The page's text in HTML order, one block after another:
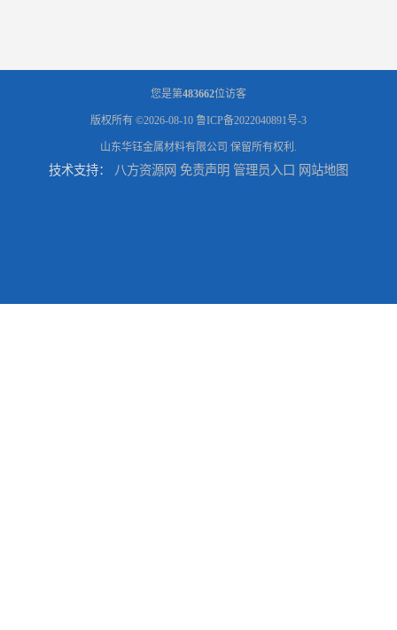
您是第483662位访客
版权所有 ©2026-08-10 鲁ICP备2022040891号-3
山东华钰金属材料有限公司 保留所有权利.
技术支持： 八方资源网 免责声明 管理员入口 网站地图